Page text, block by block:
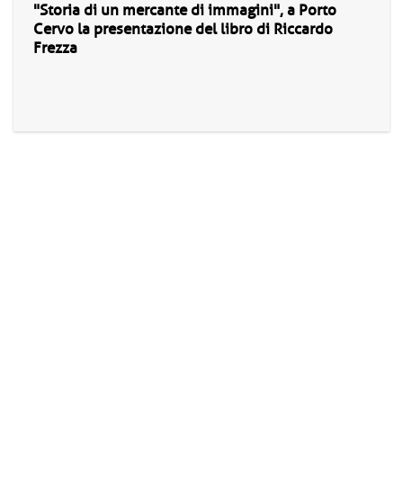
"Storia di un mercante di immagini", a Porto
Cervo la presentazione del libro di Riccardo
Frezza